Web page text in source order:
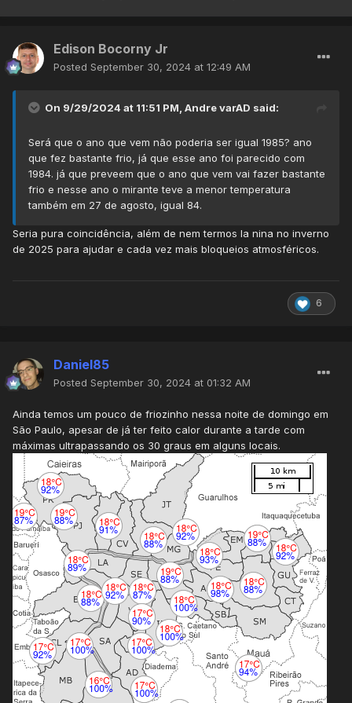
Edison Bocorny Jr
Posted September 30, 2024 at 12:49 AM
On 9/29/2024 at 11:51 PM, Andre varAD said:
Será que o ano que vem não poderia ser igual 1985? ano
que fez bastante frio, já que esse ano foi parecido com
1984. já que preveem que o ano que vem vai fazer bastante
frio e nesse ano o mirante teve a menor temperatura
também em 27 de agosto, igual 84.
Seria pura coincidência, além de nem termos la nina no inverno
de 2025 para ajudar e cada vez mais bloqueios atmosféricos.
6
Daniel85
Posted September 30, 2024 at 01:32 AM
Ainda temos um pouco de friozinho nessa noite de domingo em
São Paulo, apesar de já ter feito calor durante a tarde com
máximas ultrapassando os 30 graus em alguns locais.